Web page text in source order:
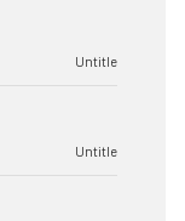
Untitle
Untitle